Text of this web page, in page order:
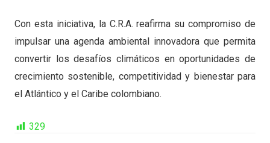
Con esta iniciativa, la C.R.A. reafirma su compromiso de
impulsar una agenda ambiental innovadora que permita
convertir los desafíos climáticos en oportunidades de
crecimiento sostenible, competitividad y bienestar para
el Atlántico y el Caribe colombiano.
329